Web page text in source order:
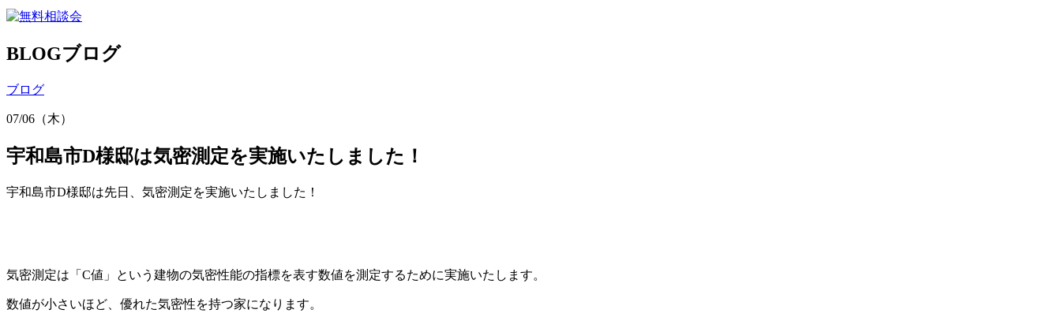
BLOGブログ
ブログ
07/06（木）
宇和島市D様邸は気密測定を実施いたしました！
宇和島市D様邸は先日、気密測定を実施いたしました！
気密測定は「C値」という建物の気密性能の指標を表す数値を測定するために実施いたします。
数値が小さいほど、優れた気密性を持つ家になります。